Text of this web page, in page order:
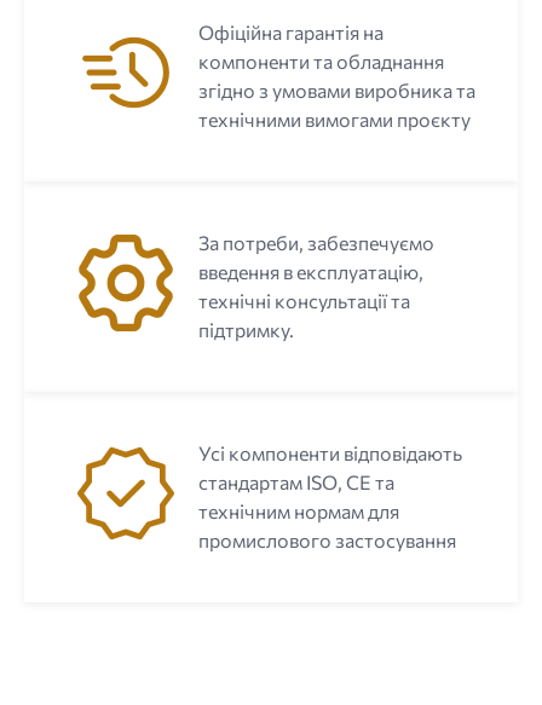
Офіційна гарантія на
компоненти та обладнання
згідно з умовами виробника та
технічними вимогами проєкту
За потреби, забезпечуємо
введення в експлуатацію,
технічні консультації та
підтримку.
Усі компоненти відповідають
стандартам ISO, CE та
технічним нормам для
промислового застосування